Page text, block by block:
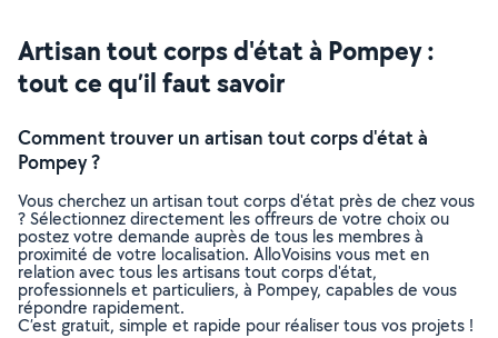
Artisan tout corps d'état à Pompey :
tout ce qu’il faut savoir
Comment trouver un artisan tout corps d'état à
Pompey ?
Vous cherchez un artisan tout corps d'état près de chez vous
? Sélectionnez directement les offreurs de votre choix ou
postez votre demande auprès de tous les membres à
proximité de votre localisation. AlloVoisins vous met en
relation avec tous les artisans tout corps d'état,
professionnels et particuliers, à Pompey, capables de vous
répondre rapidement.
C’est gratuit, simple et rapide pour réaliser tous vos projets !